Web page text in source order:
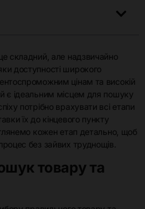
складний, але надзвичайно
доступності широкого
цінам та високій
є ідеальним місцем для пошуку
потрібно врахувати всі етапи
їх до кінцевого пункту
кожен етап детально, щоб
без зайвих труднощів.
товару та